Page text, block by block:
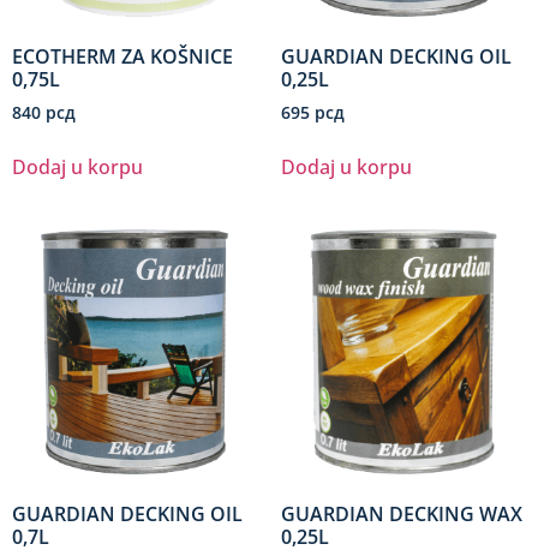
ECOTHERM ZA KOŠNICE
0,75L
840 рсд
Dodaj u korpu
GUARDIAN DECKING OIL
0,25L
695 рсд
Dodaj u korpu
GUARDIAN DECKING OIL
0,7L
GUARDIAN DECKING WAX
0,25L